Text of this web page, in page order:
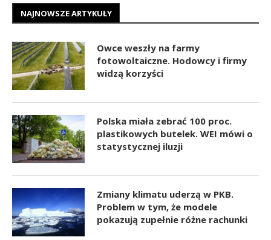
NAJNOWSZE ARTYKUŁY
Owce weszły na farmy
fotowoltaiczne. Hodowcy i firmy
widzą korzyści
Polska miała zebrać 100 proc.
plastikowych butelek. WEI mówi o
statystycznej iluzji
Zmiany klimatu uderzą w PKB.
Problem w tym, że modele
pokazują zupełnie różne rachunki